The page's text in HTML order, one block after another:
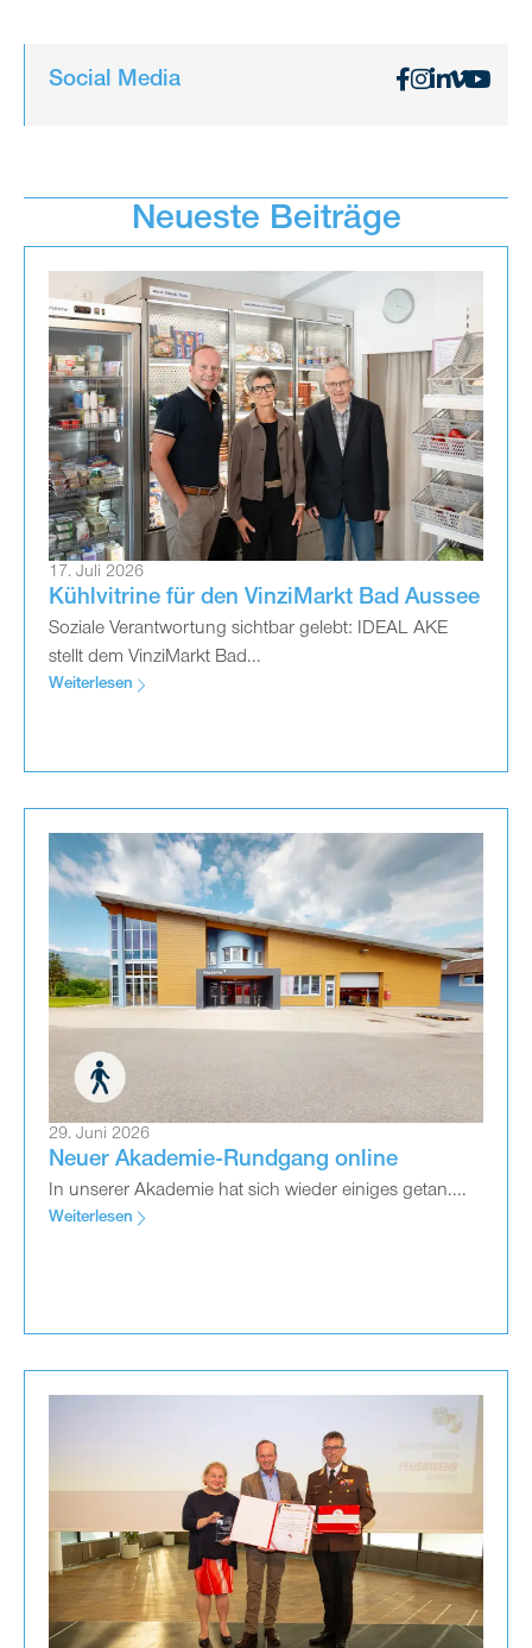
Social Media
Neueste Beiträge
17. Juli 2026
Kühlvitrine für den VinziMarkt Bad Aussee
Soziale Verantwortung sichtbar gelebt: IDEAL AKE
stellt dem VinziMarkt Bad...
Weiterlesen
29. Juni 2026
Neuer Akademie-Rundgang online
In unserer Akademie hat sich wieder einiges getan....
Weiterlesen